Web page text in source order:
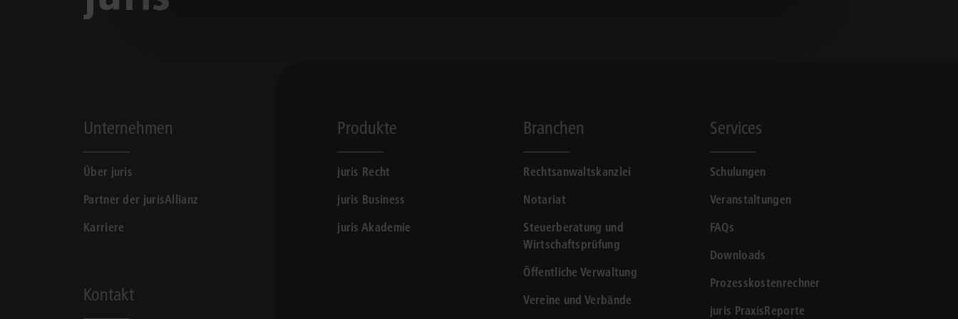
Unternehmen
Über juris
Partner der jurisAllianz
Karriere
Kontakt
Produkte
juris Recht
juris Business
juris Akademie
Branchen
Rechtsanwaltskanzlei
Notariat
Steuerberatung und
Wirtschaftsprüfung
Öffentliche Verwaltung
Vereine und Verbände
Services
Schulungen
Veranstaltungen
FAQs
Downloads
Prozesskostenrechner
juris PraxisReporte